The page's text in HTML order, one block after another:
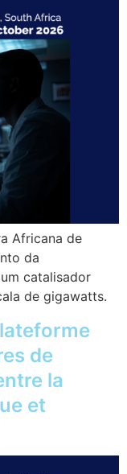
Africana de
da
catalisador
de gigawatts.
de
la
et